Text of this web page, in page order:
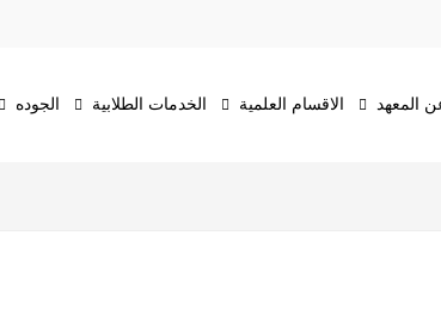
المعهد الاقسام العلمية الخدمات الطلابية الجوده